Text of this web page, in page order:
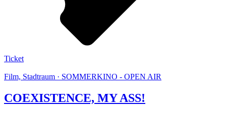
Ticket
Film, Stadtraum · SOMMERKINO - OPEN AIR
COEXISTENCE, MY ASS!